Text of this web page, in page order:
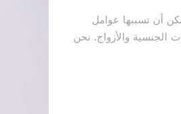
أن تسببها عوامل
الجنسية والأزواج. نحن